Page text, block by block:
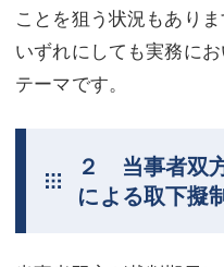
ことを狙う状況もありま
いずれにしても実務に
テーマです。
２ 当事者双
による取下擬